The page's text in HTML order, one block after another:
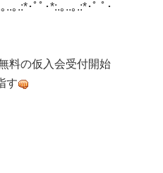
..｡.:*･ﾟﾟ･*:.｡..｡.:*･ﾟ ﾟ･
料の仮入会受付開始
す